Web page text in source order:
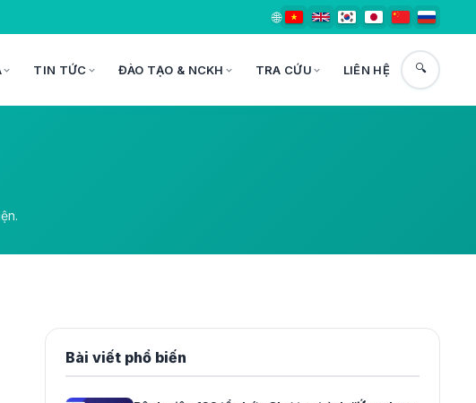
🌐
TIN TỨC ĐÀO TẠO & NCKH TRA CỨU LIÊN HỆ 🔍
Bài viết phổ biến